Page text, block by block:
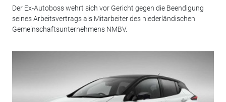
Der Ex-Autoboss wehrt sich vor Gericht gegen die Beendigung
seines Arbeitsvertrags als Mitarbeiter des niederländischen
Gemeinschaftsunternehmens NMBV.